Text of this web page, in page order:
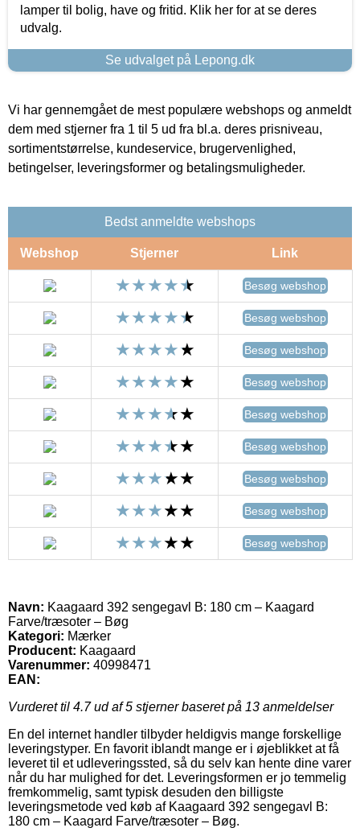
lamper til bolig, have og fritid. Klik her for at se deres
udvalg.
Se udvalget på Lepong.dk
Vi har gennemgået de mest populære webshops og anmeldt
dem med stjerner fra 1 til 5 ud fra bl.a. deres prisniveau,
sortimentstørrelse, kundeservice, brugervenlighed,
betingelser, leveringsformer og betalingsmuligheder.
Bedst anmeldte webshops
Webshop Stjerner Link
Besøg webshop
Besøg webshop
Besøg webshop
Besøg webshop
Besøg webshop
Besøg webshop
Besøg webshop
Besøg webshop
Besøg webshop
Navn: Kaagaard 392 sengegavl B: 180 cm – Kaagard
Farve/træsoter – Bøg
Kategori: Mærker
Producent: Kaagaard
Varenummer: 40998471
EAN:
Vurderet til 4.7ud af 5 stjerner baseret på 13 anmeldelser
En del internet handler tilbyder heldigvis mange forskellige
leveringstyper. En favorit iblandt mange er i øjeblikket at få
leveret til et udleveringssted, så du selv kan hente dine varer
når du har mulighed for det. Leveringsformen er jo temmelig
fremkommelig, samt typisk desuden den billigste
leveringsmetode ved køb af Kaagaard 392 sengegavl B:
180 cm – Kaagard Farve/træsoter – Bøg.